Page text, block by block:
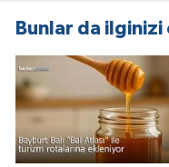
Bunlar da